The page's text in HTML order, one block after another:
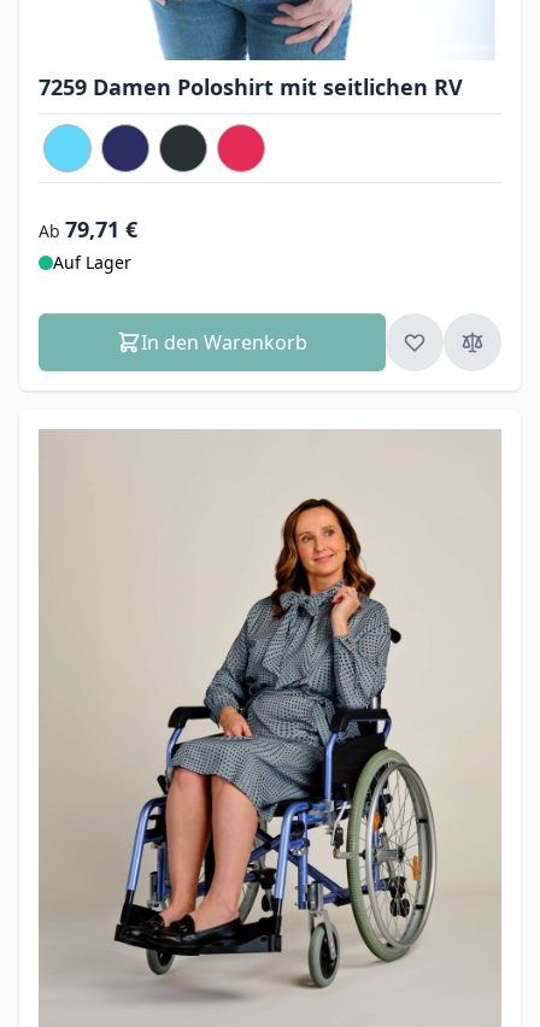
7259 Damen Poloshirt mit seitlichen RV
Ab 79,71 €
Auf Lager
In den Warenkorb